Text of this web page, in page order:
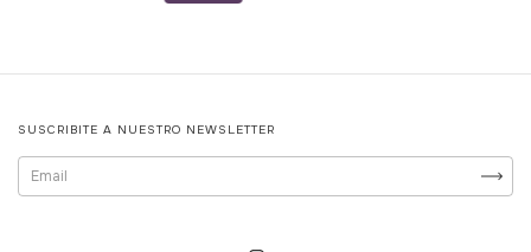
SUSCRIBITE A NUESTRO NEWSLETTER